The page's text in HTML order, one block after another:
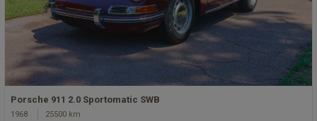
Porsche 911 2.0 Sportomatic SWB
1968 25500 km